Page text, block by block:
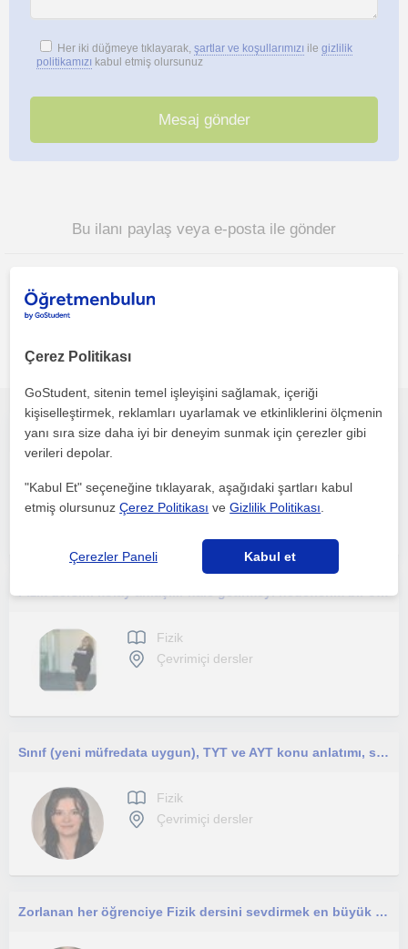
Her iki düğmeye tıklayarak, şartlar ve koşullarımızı ile gizlilik
politikamızı kabul etmiş olursunuz
Bu ilanı paylaş veya e-posta ile gönder
İlgini çekebilecek diğer online Fizik öğretmenleri
Çevrimiçi dersler
Fizik
Çevrimiçi dersler
Sınıf (yeni müfredata uygun), TYT ve AYT konu anlatımı, soru çözümü ve yakınındaki yapılması
Fizik
Çevrimiçi dersler
Zorlanan her öğrenciye Fizik dersini sevdirmek en büyük amaçlarımdan birisi
Çerez Politikası
GoStudent, sitenin temel işleyişini sağlamak, içeriği
kişiselleştirmek, reklamları uyarlamak ve etkinliklerini ölçmenin
yanı sıra size daha iyi bir deneyim sunmak için çerezler gibi
verileri depolar.
"Kabul Et" seçeneğine tıklayarak, aşağıdaki şartları kabul
etmiş olursunuzÇerez Politikası veGizlilik Politikası
Çerezler Paneli Kabul et